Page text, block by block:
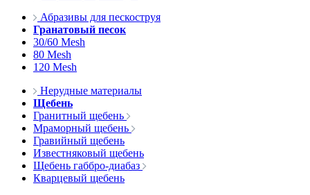
Абразивы для пескоструя
Гранатовый песок
30/60 Mesh
80 Mesh
120 Mesh
Нерудные материалы
Щебень
Гранитный щебень
Мраморный щебень
Гравийный щебень
Известняковый щебень
Щебень габбро-диабаз
Кварцевый щебень